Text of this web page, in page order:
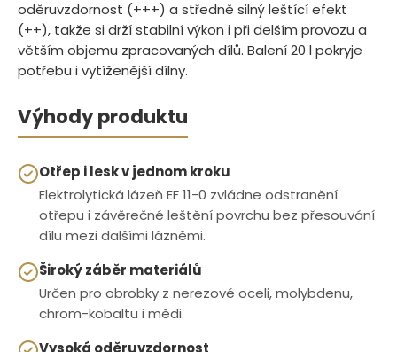
oděruvzdornost (+++) a středně silný leštící efekt
(++), takže si drží stabilní výkon i při delším provozu a
větším objemu zpracovaných dílů. Balení 20 l pokryje
potřebu i vytíženější dílny.
Výhody produktu
Otřep i lesk v jednom kroku
Elektrolytická lázeň EF 11-0 zvládne odstranění
otřepu i závěrečné leštění povrchu bez přesouvání
dílu mezi dalšími lázněmi.
Široký záběr materiálů
Určen pro obrobky z nerezové oceli, molybdenu,
chrom-kobaltu i mědi.
Vysoká oděruvzdornost